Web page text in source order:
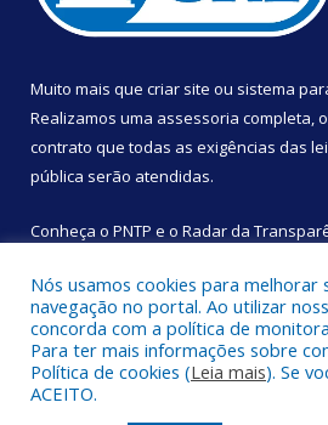
Muito mais que criar site ou sistema
Realizamos uma assessoria completa,
contrato que todas as exigências das
pública serão atendidas.
Conheça o PNTP e o Radar da
Todos os direitos reservados a
Sebastião da Boa
Nós usamos cookies para melhorar
navegação no portal. Ao utilizar
concorda com a política de
Para ter mais informações sobre
Política de cookies (Leia mais). Se
ACEITO.